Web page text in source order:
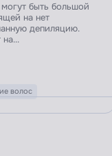
быть большой
на нет
депиляцию.
волос